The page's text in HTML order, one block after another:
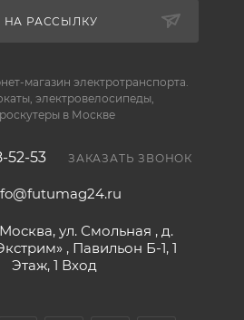
РАССЫЛКУ
магазин электротранспорта.
электровелосипеды,
в Москве
52-53 ЗАКАЗАТЬ ЗВОНОК
ул. Смольная , д.
, Павильон Б-1, 1
Этаж, 1 Вход